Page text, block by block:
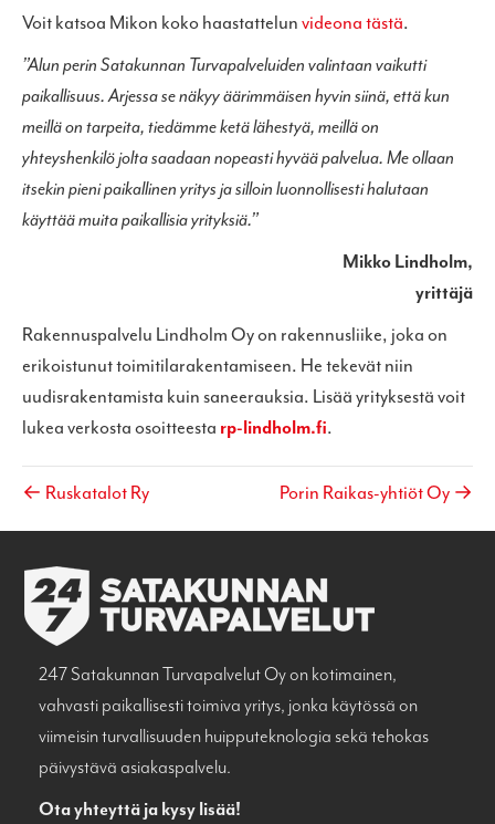
Voit katsoa Mikon koko haastattelunvideona tästä.
”Alun perin Satakunnan Turvapalveluiden valintaan vaikutti
paikallisuus. Arjessa se näkyy äärimmäisen hyvin siinä, että kun
meillä on tarpeita, tiedämme ketä lähestyä, meillä on
yhteyshenkilö jolta saadaan nopeasti hyvää palvelua. Me ollaan
itsekin pieni paikallinen yritys ja silloin luonnollisesti halutaan
käyttää muita paikallisia yrityksiä.”
Mikko Lindholm,
yrittäjä
Rakennuspalvelu Lindholm Oy on rakennusliike, joka on
erikoistunut toimitilarakentamiseen. He tekevät niin
uudisrakentamista kuin saneerauksia. Lisää yrityksestä voit
lukea verkosta osoitteesta rp-lindholm.fi.
← Ruskatalot Ry Porin Raikas-yhtiöt Oy →
247 Satakunnan Turvapalvelut Oy on kotimainen,
vahvasti paikallisesti toimiva yritys, jonka käytössä on
viimeisin turvallisuuden huipputeknologia sekä tehokas
päivystävä asiakaspalvelu.
Ota yhteyttä ja kysy lisää!